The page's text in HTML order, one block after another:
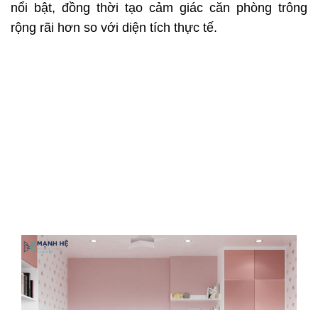
nổi bật, đồng thời tạo cảm giác căn phòng trông
rộng rãi hơn so với diện tích thực tế.